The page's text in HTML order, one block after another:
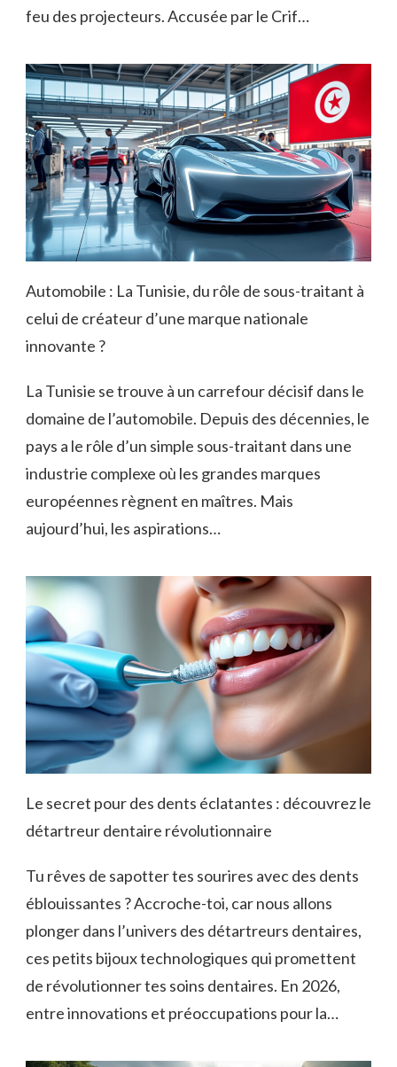
feu des projecteurs. Accusée par le Crif…
Automobile : La Tunisie, du rôle de sous-traitant à
celui de créateur d’une marque nationale
innovante ?
La Tunisie se trouve à un carrefour décisif dans le
domaine de l’automobile. Depuis des décennies, le
pays a le rôle d’un simple sous-traitant dans une
industrie complexe où les grandes marques
européennes règnent en maîtres. Mais
aujourd’hui, les aspirations…
Le secret pour des dents éclatantes : découvrez le
détartreur dentaire révolutionnaire
Tu rêves de sapotter tes sourires avec des dents
éblouissantes ? Accroche-toi, car nous allons
plonger dans l’univers des détartreurs dentaires,
ces petits bijoux technologiques qui promettent
de révolutionner tes soins dentaires. En 2026,
entre innovations et préoccupations pour la…